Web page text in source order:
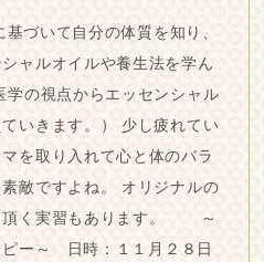
づいて自分の体質を知り、
ャルオイルや養生法を学ん
学の視点からエッセンシャル
いきます。） 少し疲れてい
を取り入れて心と体のバラ
敵ですよね。 オリジナルの
頂く実習もあります。 ～
ー～ 日時：１１月２８日